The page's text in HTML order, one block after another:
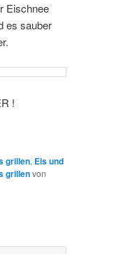
Eischnee
es sauber
!
grillen, Eis und
grillenvon